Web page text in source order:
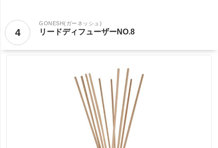
4
GONESH(ガーネッシュ)
リードディフューザーNO.8